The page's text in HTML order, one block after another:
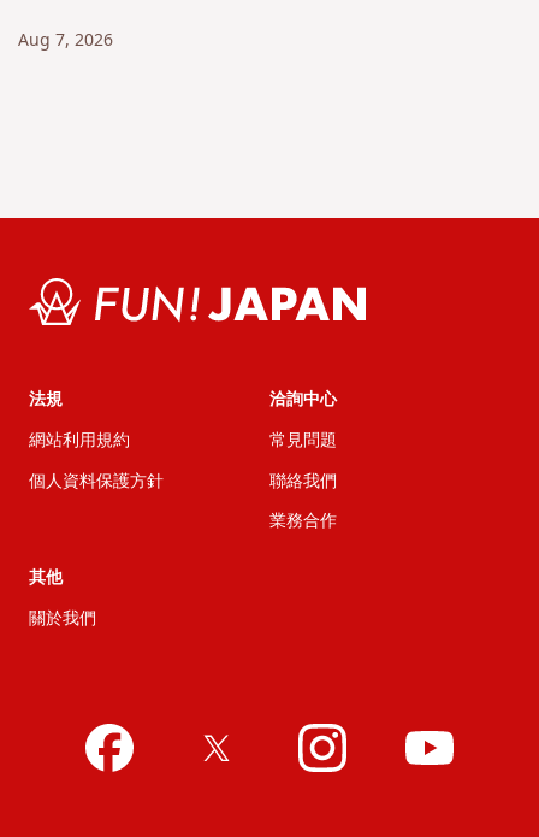
Aug 7, 2026
法規
網站利用規約
個人資料保護方針
洽詢中心
常見問題
聯絡我們
業務合作
其他
關於我們